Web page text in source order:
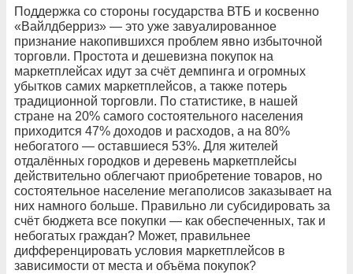
Поддержка со стороны государства ВТБ и косвенно
«Вайлдберриз» — это уже завуалированное
признание накопившихся проблем явно избыточной
торговли. Простота и дешевизна покупок на
маркетплейсах идут за счёт демпинга и огромных
убытков самих маркетплейсов, а также потерь
традиционной торговли. По статистике, в нашей
стране на 20% самого состоятельного населения
приходится 47% доходов и расходов, а на 80%
небогатого — оставшиеся 53%. Для жителей
отдалённых городков и деревень маркетплейсы
действительно облегчают приобретение товаров, но
состоятельное население мегаполисов заказывает на
них намного больше. Правильно ли субсидировать за
счёт бюджета все покупки — как обеспеченных, так и
небогатых граждан? Может, правильнее
дифференцировать условия маркетплейсов в
зависимости от места и объёма покупок?